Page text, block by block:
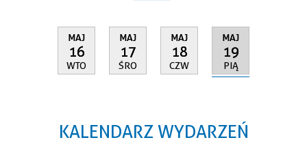
MAJ
16
WTO
MAJ
17
ŚRO
MAJ
18
CZW
MAJ
19
PIĄ
KALENDARZ WYDARZEŃ